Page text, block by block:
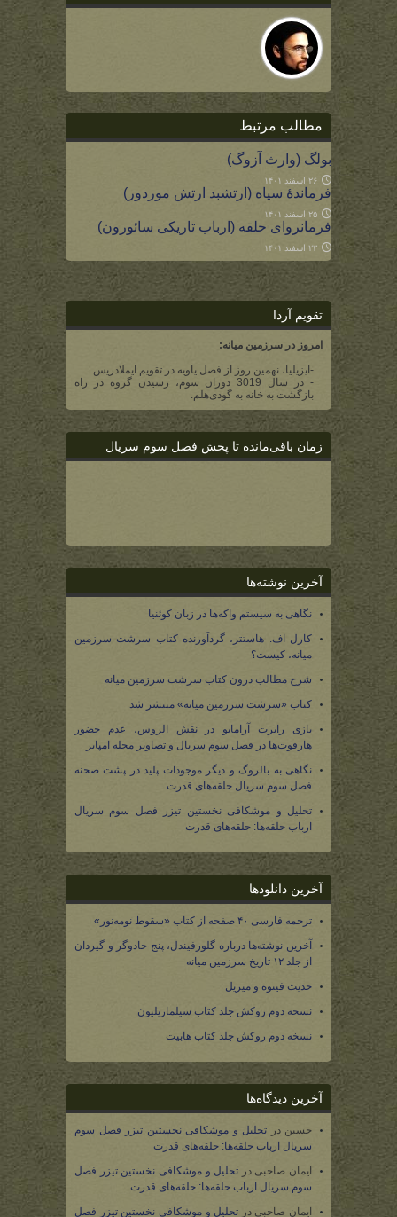
مطالب مرتبط
بولگ (وارث آزوگ)
۲۶ اسفند ۱۴۰۱
فرماندۀ سیاه (ارتشبد ارتش موردور)
۲۵ اسفند ۱۴۰۱
فرمانروای حلقه (ارباب تاریکی سائورون)
۲۳ اسفند ۱۴۰۱
تقویم آردا
امروز در سرزمین میانه:
-ایزیلیا، نهمین روز از فصل یاویه در تقویم ایملادریس.
- در سال 3019 دوران سوم، رسیدن گروه در راه
بازگشت به خانه به گودی‌هلم.
زمان باقی‌مانده تا پخش فصل سوم سریال
آخرین نوشته‌ها
نگاهی به سیستم واکه‌ها در زبان کوئنیا
کارل اف. هاستتر، گردآورنده کتاب سرشت سرزمین
میانه، کیست؟
شرح مطالب درون کتاب سرشت سرزمین میانه
کتاب «سرشت سرزمین میانه» منتشر شد
بازی رابرت آرامایو در نقش الروس، عدم حضور
هارفوت‌ها در فصل سوم سریال و تصاویر مجله امپایر
نگاهی به بالروگ و دیگر موجودات پلید در پشت صحنه
فصل سوم سریال حلقه‌های قدرت
تحلیل و موشکافی نخستین تیزر فصل سوم سریال
ارباب حلقه‌ها: حلقه‌های قدرت
آخرین دانلودها
ترجمه فارسی ۴۰ صفحه از کتاب «سقوط نومه‌نور»
آخرین نوشته‌ها درباره گلورفیندل، پنج جادوگر و گیردان
از جلد ۱۲ تاریخ سرزمین میانه
حدیث فینوه و میریل
نسخه دوم روکش جلد کتاب سیلماریلیون
نسخه دوم روکش جلد کتاب هابیت
آخرین دیدگاه‌ها
حسین در تحلیل و موشکافی نخستین تیزر فصل سوم
سریال ارباب حلقه‌ها: حلقه‌های قدرت
ایمان صاحبی در تحلیل و موشکافی نخستین تیزر فصل
سوم سریال ارباب حلقه‌ها: حلقه‌های قدرت
ایمان صاحبی در تحلیل و موشکافی نخستین تیزر فصل